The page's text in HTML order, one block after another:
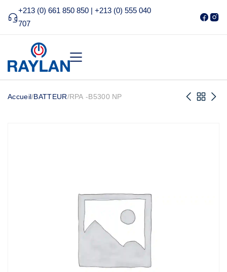
+213 (0) 661 850 850 | +213 (0) 555 040
707
Accueil/BATTEUR/RPA -B5300 NP